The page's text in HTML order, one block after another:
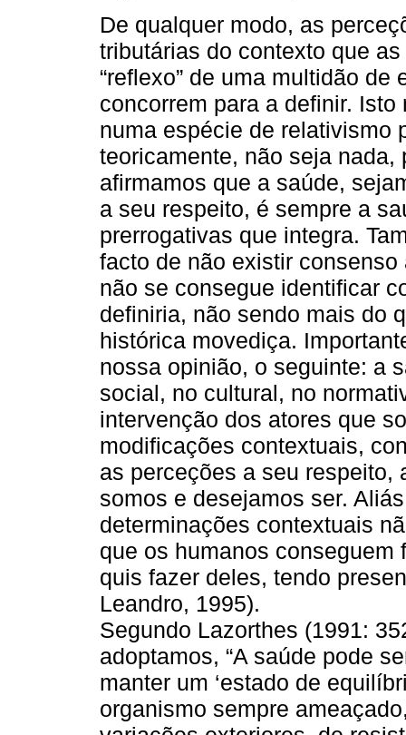
De qualquer modo, as
tributárias do contexto que
“reflexo” de uma multidão
concorrem para a definir.
numa espécie de relativismo
teoricamente, não seja
afirmamos que a saúde,
a seu respeito, é sempre a
prerrogativas que integra.
facto de não existir
não se consegue identificar
definiria, não sendo mais do
histórica movediça.
nossa opinião, o seguinte: a
social, no cultural, no
intervenção dos atores que
modificações contextuais,
as perceções a seu respeito,
somos e desejamos ser.
determinações contextuais
que os humanos
quis fazer deles, tendo
Leandro, 1995).
Segundo Lazorthes (1991:
adoptamos, “A saúde pode
manter um ‘estado de
organismo sempre